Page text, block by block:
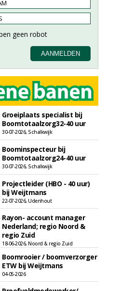
Groeiplaats specialist bij
Boomtotaalzorg32-40 uur
30-07-2026, Schalkwijk
Boominspecteur bij
Boomtotaalzorg24-40 uur
30-07-2026, Schalkwijk
Projectleider (HBO - 40 uur)
bij Weijtmans
22-07-2026, Udenhout
Rayon- account manager
Nederland; regio Noord &
regio Zuid
18-06-2026, Noord & regio Zuid
Boomrooier / boomverzorger
ETW bij Weijtmans
04-05-2026